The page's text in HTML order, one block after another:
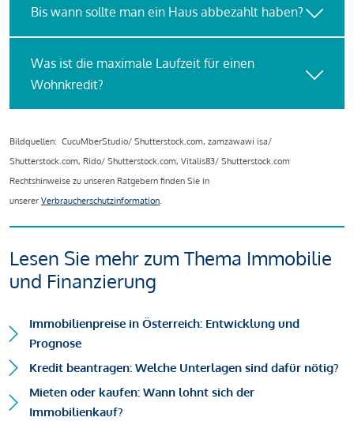
Bis wann sollte man ein Haus abbezahlt haben?
Was ist die maximale Laufzeit für einen
Wohnkredit?
Bildquellen: CucuMberStudio/ Shutterstock.com, zamzawawi isa/
Shutterstock.com, Rido/ Shutterstock.com, Vitalis83/ Shutterstock.com
Rechtshinweise zu unseren Ratgebern finden Sie in
unserer Verbraucherschutzinformation.
Lesen Sie mehr zum Thema Immobilie
und Finanzierung
Immobilienpreise in Österreich: Entwicklung und
Prognose
Kredit beantragen: Welche Unterlagen sind dafür nötig?
Mieten oder kaufen: Wann lohnt sich der
Immobilienkauf?